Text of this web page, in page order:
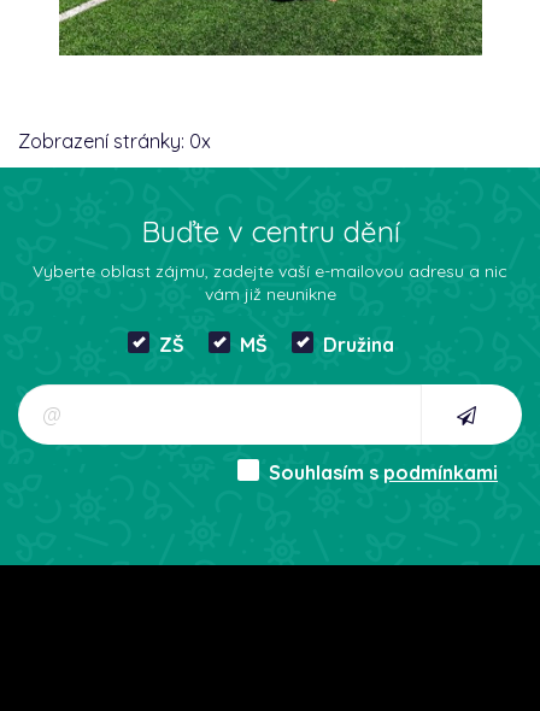
Zobrazení stránky: 0x
Buďte v centru dění
Vyberte oblast zájmu, zadejte vaší e-mailovou adresu a nic
vám již neunikne
ZŠ MŠ Družina
Souhlasím s podmínkami